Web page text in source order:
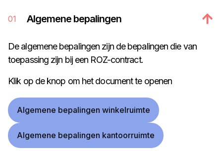
01 Algemene bepalingen
De algemene bepalingen zijn de bepalingen die van
toepassing zijn bij een ROZ-contract.
Klik op de knop om het document te openen
Algemene bepalingen winkelruimte
Algemene bepalingen kantoorruimte